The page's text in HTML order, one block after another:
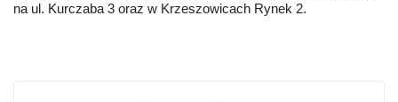
na ul. Kurczaba 3 oraz w Krzeszowicach Rynek 2.